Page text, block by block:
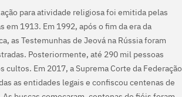
para atividade religiosa foi emitida pelas
em 1913. Em 1992, após o fim da era da
as Testemunhas de Jeová na Rússia foram
Posteriormente, até 290 mil pessoas
cultos. Em 2017, a Suprema Corte da Federação
as entidades legais e confiscou centenas de